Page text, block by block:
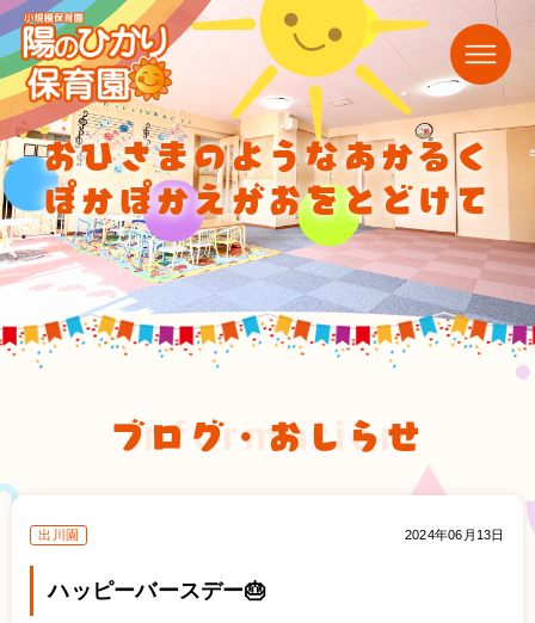
おひさまのようなあかるく
ぽかぽかえがおをとどけて
ブログ・おしらせ
information
出川園 2024年06月13日
ハッピーバースデー🎂